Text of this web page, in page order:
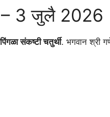
– 3 जुलै 2026
संकष्टी चतुर्थी. भगवान श्री